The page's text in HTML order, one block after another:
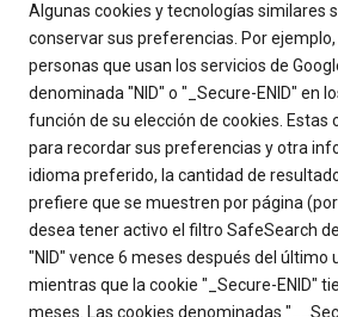
Algunas cookies y tecnologías similares
conservar sus preferencias. Por
personas que usan los servicios de
denominada "NID" o "_Secure-ENID" en
función de su elección de cookies. Estas
para recordar sus preferencias y otra
idioma preferido, la cantidad de
prefiere que se muestren por página
desea tener activo el filtro SafeSearch
"NID" vence 6 meses después del último
mientras que la cookie "_Secure-ENID"
meses. Las cookies denominadas